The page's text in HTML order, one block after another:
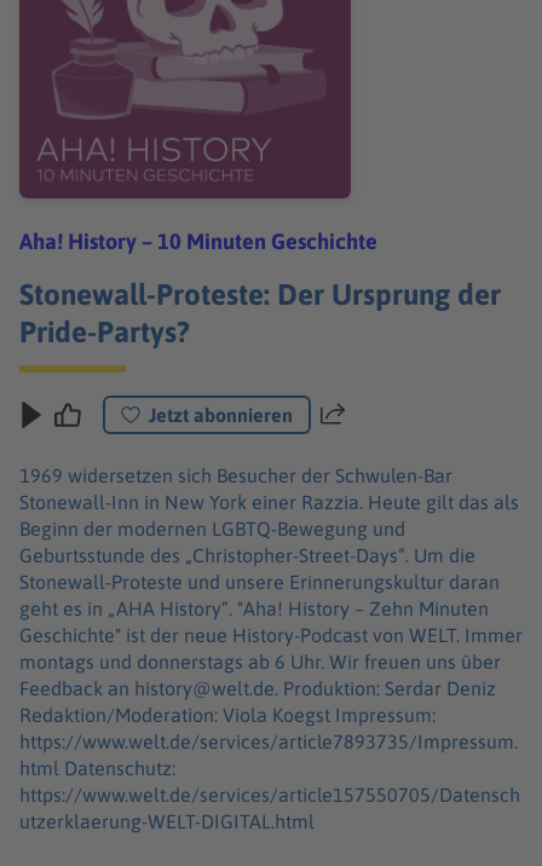
Aha! History – 10 Minuten Geschichte
Stonewall-Proteste: Der Ursprung der
Pride-Partys?
Jetzt abonnieren Teilen
1969 widersetzen sich Besucher der Schwulen-Bar
Stonewall-Inn in New York einer Razzia. Heute gilt das als
Beginn der modernen LGBTQ-Bewegung und
Geburtsstunde des „Christopher-Street-Days“. Um die
Stonewall-Proteste und unsere Erinnerungskultur daran
geht es in „AHA History“. "Aha! History – Zehn Minuten
Geschichte" ist der neue History-Podcast von WELT. Immer
montags und donnerstags ab 6 Uhr. Wir freuen uns über
Feedback an history@welt.de. Produktion: Serdar Deniz
Redaktion/Moderation: Viola Koegst Impressum:
https://www.welt.de/services/article7893735/Impressum.
html Datenschutz:
https://www.welt.de/services/article157550705/Datensch
utzerklaerung-WELT-DIGITAL.html